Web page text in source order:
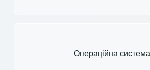
Операційна система